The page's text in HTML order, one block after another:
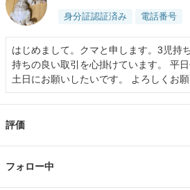
身分証認証済み 電話番号
はじめまして。クマと申します。3児持
持ちの良い取引を心掛けています。 平
土日にお願いしたいです。 よろしくお願
評価
フォロー中